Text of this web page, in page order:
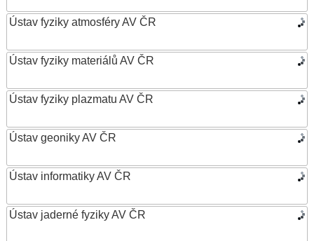
Ústav fyziky atmosféry AV ČR
Ústav fyziky materiálů AV ČR
Ústav fyziky plazmatu AV ČR
Ústav geoniky AV ČR
Ústav informatiky AV ČR
Ústav jaderné fyziky AV ČR